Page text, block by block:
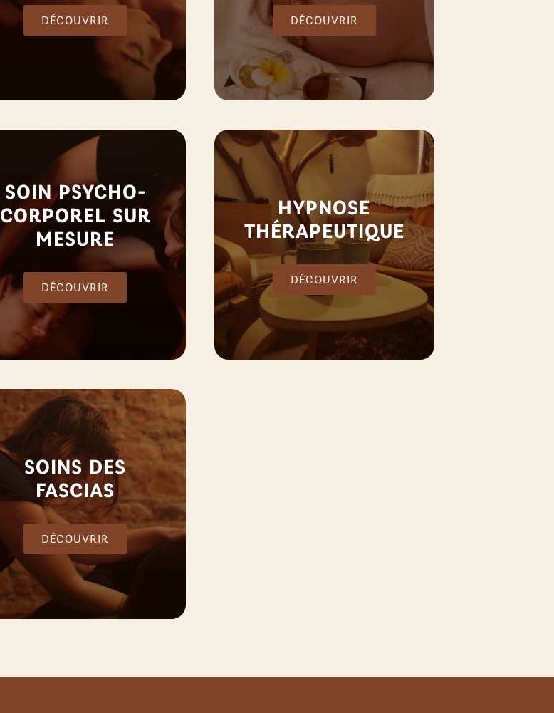
DÉCOUVRIR DÉCOUVRIR
SOIN PSYCHO-
CORPOREL SUR
MESURE
DÉCOUVRIR
HYPNOSE
THÉRAPEUTIQUE
DÉCOUVRIR
SOINS DES
FASCIAS
DÉCOUVRIR